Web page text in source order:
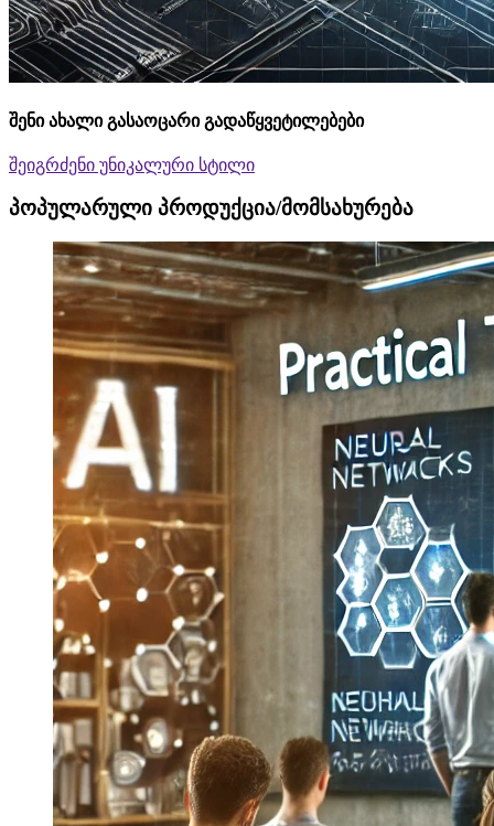
შენი ახალი გასაოცარი გადაწყვეტილებები
შეიგრძენი უნიკალური სტილი
პოპულარული პროდუქცია/მომსახურება